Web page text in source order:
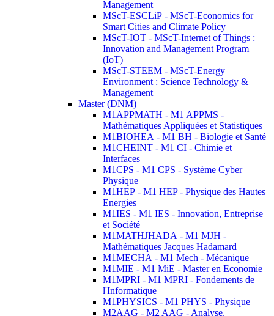
Management
MScT-ESCLiP - MScT-Economics for
Smart Cities and Climate Policy
MScT-IOT - MScT-Internet of Things :
Innovation and Management Program
(IoT)
MScT-STEEM - MScT-Energy
Environment : Science Technology &
Management
Master (DNM)
M1APPMATH - M1 APPMS -
Mathématiques Appliquées et Statistiques
M1BIOHEA - M1 BH - Biologie et Santé
M1CHEINT - M1 CI - Chimie et
Interfaces
M1CPS - M1 CPS - Système Cyber
Physique
M1HEP - M1 HEP - Physique des Hautes
Energies
M1IES - M1 IES - Innovation, Entreprise
et Société
M1MATHJHADA - M1 MJH -
Mathématiques Jacques Hadamard
M1MECHA - M1 Mech - Mécanique
M1MIE - M1 MiE - Master en Economie
M1MPRI - M1 MPRI - Fondements de
l'Informatique
M1PHYSICS - M1 PHYS - Physique
M2AAG - M2 AAG - Analyse,